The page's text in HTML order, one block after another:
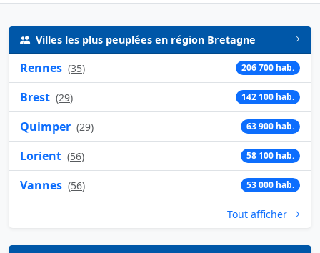
Villes les plus peuplées en région Bretagne
Rennes (35) 206 700 hab.
Brest (29) 142 100 hab.
Quimper (29) 63 900 hab.
Lorient (56) 58 100 hab.
Vannes (56) 53 000 hab.
Tout afficher